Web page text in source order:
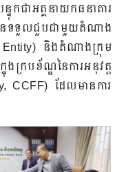
ជាអគ្គនាយកធនាគារ
នទទួលជួបជាមួយតំណាង
Entity) និងតំណាងក្រុម
របខ័ណ្ឌនៃការអនុវត្ត
CCFF) ដែលមានការ